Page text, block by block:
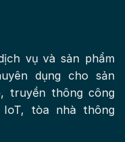
vụ và sản phẩm
dụng cho sản
truyền thông công
tòa nhà thông